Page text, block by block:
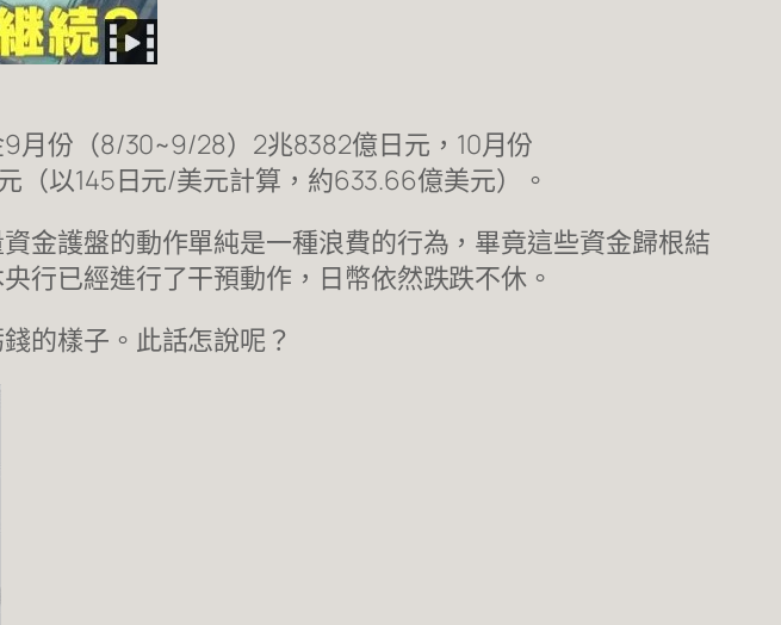
月份（8/30~9/28）2兆8382億日元，10月份
（以145日元/美元計算，約633.66億美元）。
金護盤的動作單純是一種浪費的行為，畢竟這些資金歸根結
行已經進行了干預動作，日幣依然跌跌不休。
的樣子。此話怎說呢？